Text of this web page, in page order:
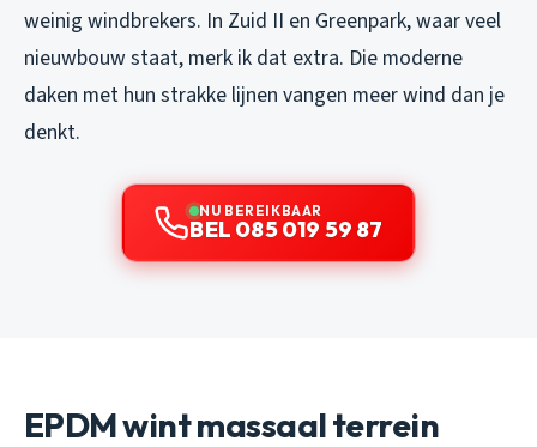
weinig windbrekers. In Zuid II en Greenpark, waar veel
nieuwbouw staat, merk ik dat extra. Die moderne
daken met hun strakke lijnen vangen meer wind dan je
denkt.
NU BEREIKBAAR
BEL 085 019 59 87
EPDM wint massaal terrein